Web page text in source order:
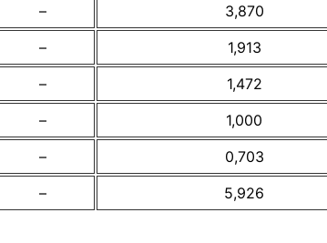
–
3,870
–
1,913
–
1,472
–
1,000
–
0,703
– 5,926